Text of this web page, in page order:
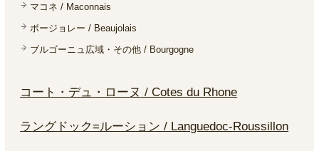
マコネ / Maconnais
ボージョレー / Beaujolais
ブルゴーニュ広域・その他 / Bourgogne
コート・デュ・ローヌ / Cotes du Rhone
ラングドック=ルーション / Languedoc-Roussillon